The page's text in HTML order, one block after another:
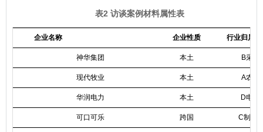
表2 访谈案例材料属性表
企业名称 企业性质 行业归属
神华集团 本土 B采矿
现代牧业 本土 A农林
华润电力 本土 D电力
可口可乐 跨国 C制造